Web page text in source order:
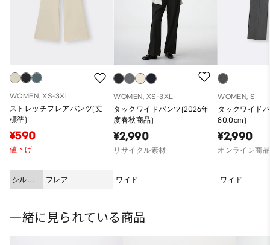
WOMEN, XS-3XL
ストレッチフレアパンツ(丈
標準)
¥590
値下げ
シルエ
ット
フレア
WOMEN, XS-3XL
タックワイドパンツ(2026年
度春秋商品)
¥2,990
リサイクル素材
ワイド
WOMEN, S
タックワイド
80.0cm)
¥2,990
オンライン商品
ワイド
一緒に見られている商品